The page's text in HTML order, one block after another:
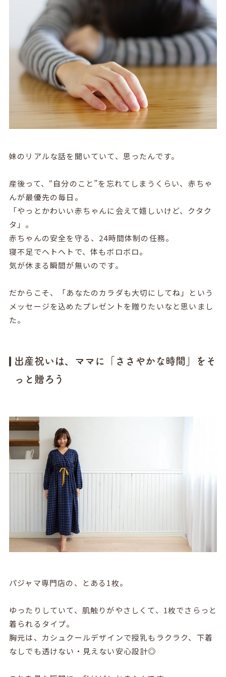
妹のリアルな話を聞いていて、思ったんです。
産後って、“自分のこと”を忘れてしまうくらい、赤ちゃ
んが最優先の毎日。
「やっとかわいい赤ちゃんに会えて嬉しいけど、クタク
タ」。
赤ちゃんの安全を守る、24時間体制の任務。
寝不足でヘトヘトで、体もボロボロ。
気が休まる瞬間が無いのです。
だからこそ、「あなたのカラダも大切にしてね」という
メッセージを込めたプレゼントを贈りたいなと思いまし
た。
出産祝いは、ママに「ささやかな時間」をそ
っと贈ろう
パジャマ専門店の、とある1枚。
ゆったりしていて、肌触りがやさしくて、1枚でさらっと
着られるタイプ。
胸元は、カシュクールデザインで授乳もラクラク、下着
なしでも透けない・見えない安心設計◎